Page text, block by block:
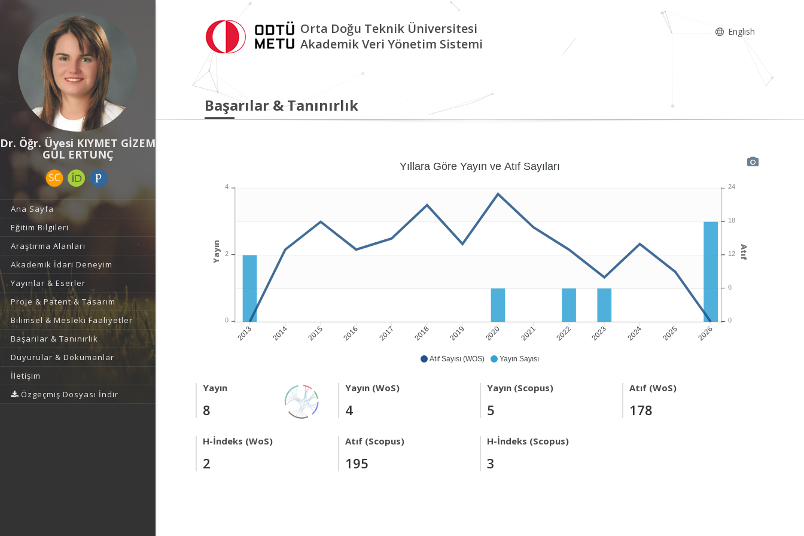
Dr. Öğr. Üyesi KIYMET GİZEM
GÜL ERTUNÇ
Ana Sayfa
Eğitim Bilgileri
Araştırma Alanları
Akademik İdari Deneyim
Yayınlar & Eserler
Proje & Patent & Tasarım
Bilimsel & Mesleki Faaliyetler
Başarılar & Tanınırlık
Duyurular & Dokümanlar
İletişim
Özgeçmiş Dosyası İndir
Orta Doğu Teknik Üniversitesi
Akademik Veri Yönetim Sistemi
English
Başarılar & Tanınırlık
Atıf Sayısı (WOS) Yayın Sayısı
2013 2014 2015 2016 2017 2018 2019 2020 2021 2022 2023 2024 2025 2026
Yıllara Göre Yayın ve Atıf Sayıları
24
18
12
6
0
Atıf
4
2
0
Yayın
Yayın
8
Yayın (WoS)
4
Yayın (Scopus)
5
Atıf (WoS)
178
H-İndeks (WoS)
2
Atıf (Scopus)
195
H-İndeks (Scopus)
3